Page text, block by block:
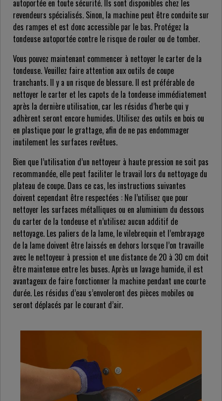
autoportée en toute sécurité. Ils sont disponibles chez les
revendeurs spécialisés. Sinon, la machine peut être conduite sur
des rampes et est donc accessible par le bas. Protégez la
tondeuse autoportée contre le risque de rouler ou de tomber.
Vous pouvez maintenant commencer à nettoyer le carter de la
tondeuse. Veuillez faire attention aux outils de coupe
tranchants. Il y a un risque de blessure. Il est préférable de
nettoyer le carter et les capots de la tondeuse immédiatement
après la dernière utilisation, car les résidus d’herbe qui y
adhèrent seront encore humides. Utilisez des outils en bois ou
en plastique pour le grattage, afin de ne pas endommager
inutilement les surfaces revêtues.
Bien que l’utilisation d’un nettoyeur à haute pression ne soit pas
recommandée, elle peut faciliter le travail lors du nettoyage du
plateau de coupe. Dans ce cas, les instructions suivantes
doivent cependant être respectées : Ne l’utilisez que pour
nettoyer les surfaces métalliques ou en aluminium du dessous
du carter de la tondeuse et n’utilisez aucun additif de
nettoyage. Les paliers de la lame, le vilebrequin et l’embrayage
de la lame doivent être laissés en dehors lorsque l’on travaille
avec le nettoyeur à pression et une distance de 20 à 30 cm doit
être maintenue entre les buses. Après un lavage humide, il est
avantageux de faire fonctionner la machine pendant une courte
durée. Les résidus d’eau s’envoleront des pièces mobiles ou
seront déplacés par le courant d’air.